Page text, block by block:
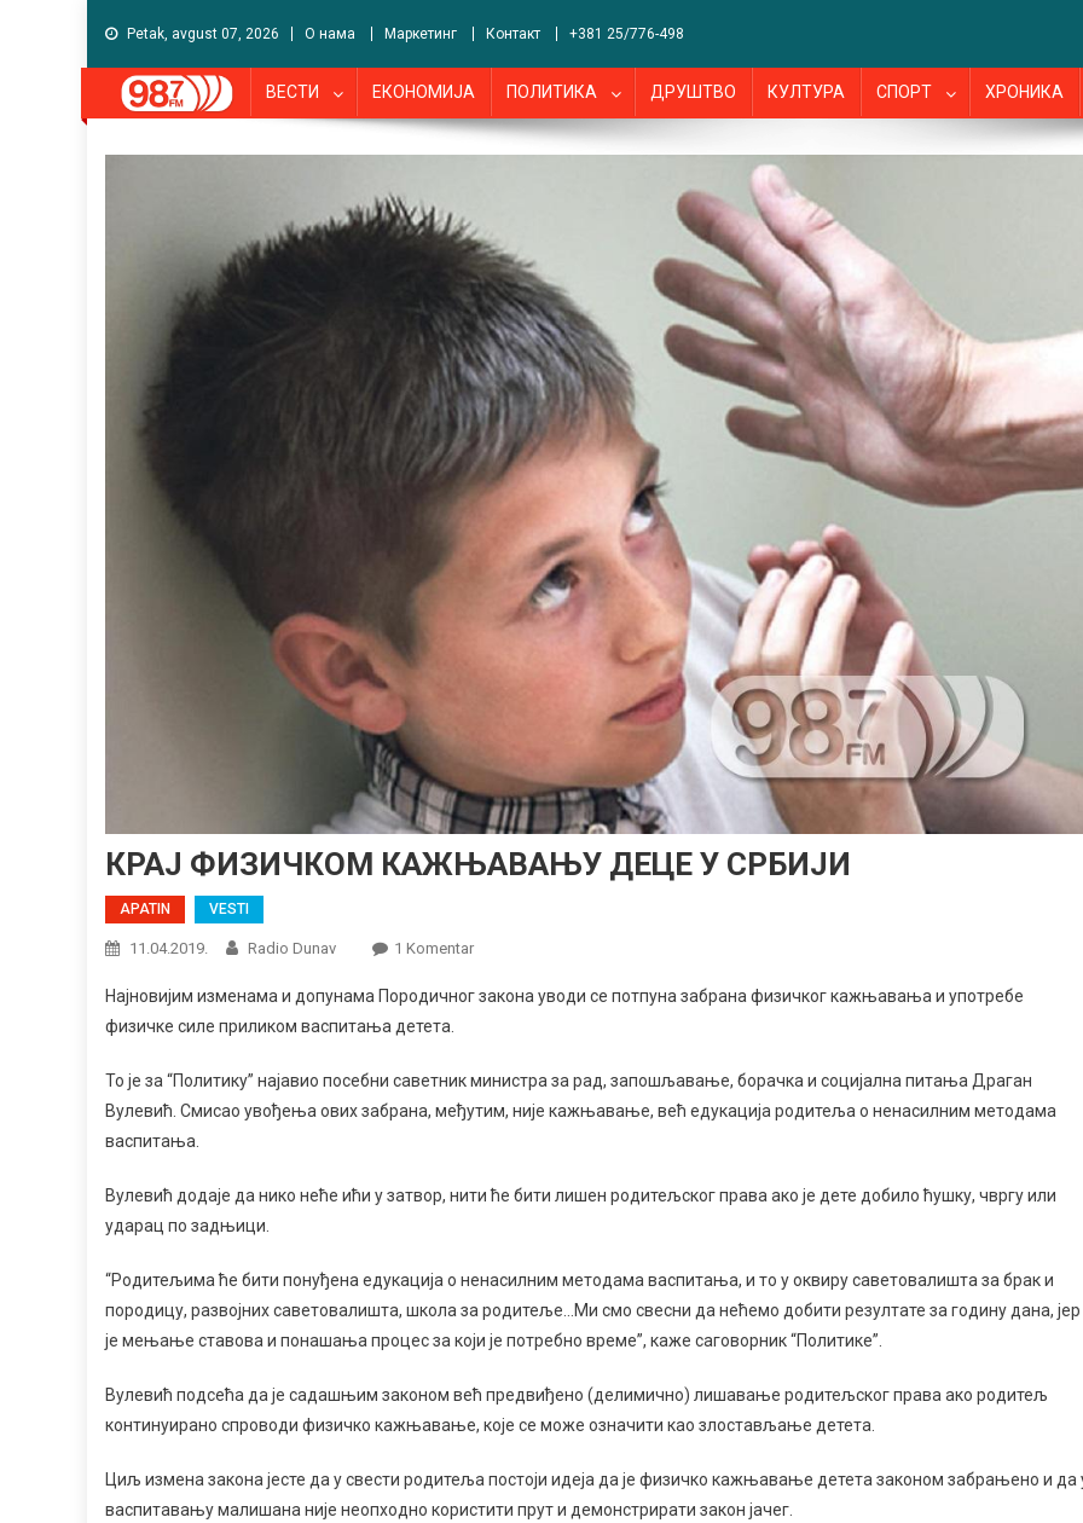
Petak, avgust 07, 2026 О нама Маркетинг Контакт +381 25/776-498
ВЕСТИ ЕКОНОМИЈА ПОЛИТИКА ДРУШТВО КУЛТУРА СПОРТ ХРОНИКА
КРАЈ ФИЗИЧКОМ КАЖЊАВАЊУ ДЕЦЕ У СРБИЈИ
APATIN VESTI
11.04.2019. Radio Dunav 1 KomentarNa
ФИЗИЧКОМ
У
СРБИЈИ
Најновијим изменама и допунама Породичног закона уводи се потпуна забрана физичког кажњавања и употребе
физичке силе приликом васпитања детета.
То је за “Политику” најавио посебни саветник министра за рад, запошљавање, борачка и социјална питања Драган
Вулевић. Смисао увођења ових забрана, међутим, није кажњавање, већ едукација родитеља о ненасилним методама
васпитања.
Вулевић додаје да нико неће ићи у затвор, нити ће бити лишен родитељског права ако је дете добило ћушку, чвргу или
ударац по задњици.
“Родитељима ће бити понуђена едукација о ненасилним методама васпитања, и то у оквиру саветовалишта за брак и
породицу, развојних саветовалишта, школа за родитеље…Ми смо свесни да нећемо добити резултате за годину дана, јер
је мењање ставова и понашања процес за који је потребно време”, каже саговорник “Политике”.
Вулевић подсећа да је садашњим законом већ предвиђено (делимично) лишавање родитељског права ако родитељ
континуирано спроводи физичко кажњавање, које се може означити као злостављање детета.
Циљ измена закона јесте да у свести родитеља постоји идеја да је физичко кажњавање детета законом забрањено и да
васпитавању малишана није неопходно користити прут и демонстрирати закон јачег.